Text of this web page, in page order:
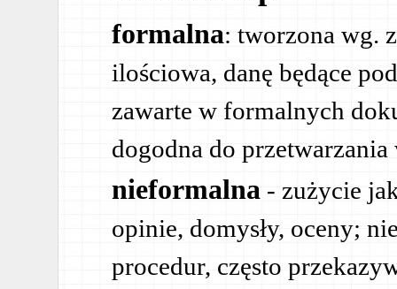
formalna: tworzona wg.
ilościowa, danę będące
zawarte w formalnych
dogodna do
nieformalna - zużycie
opinie, domysły, oceny;
procedur, często